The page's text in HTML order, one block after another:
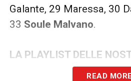
Galante, 29 Maressa, 30
33 Soule Malvano.
LA PLAYLIST DELLE
READ MORE